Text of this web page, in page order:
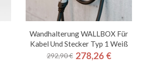
Wandhalterung WALLBOX Für
Kabel Und Stecker Typ 1 Weiß
Regulärer
292,90 € Preis
278,26 €